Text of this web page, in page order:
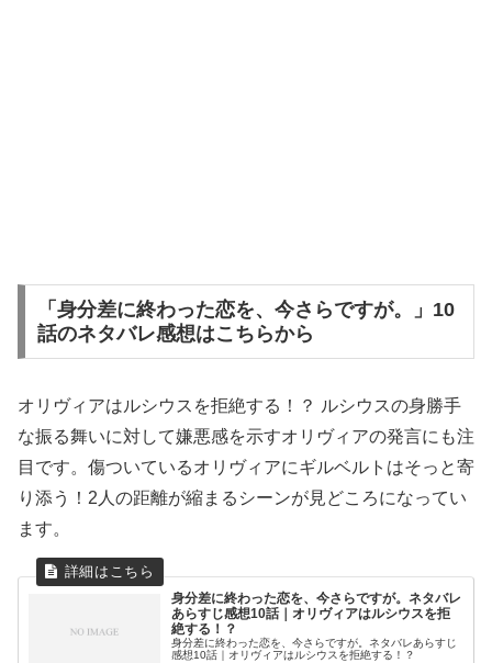
「身分差に終わった恋を、今さらですが。」10
話のネタバレ感想はこちらから
オリヴィアはルシウスを拒絶する！？ ルシウスの身勝手
な振る舞いに対して嫌悪感を示すオリヴィアの発言にも注
目です。傷ついているオリヴィアにギルベルトはそっと寄
り添う！2人の距離が縮まるシーンが見どころになってい
ます。
身分差に終わった恋を、今さらですが。ネタバレ
あらすじ感想10話｜オリヴィアはルシウスを拒
絶する！？
身分差に終わった恋を、今さらですが。ネタバレあらすじ
感想10話｜オリヴィアはルシウスを拒絶する！？